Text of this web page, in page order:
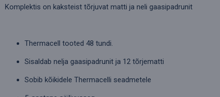
Komplektis on kaksteist tõrjuvat matti ja neli gaasipadrunit
Thermacell tooted 48 tundi.
Sisaldab nelja gaasipadrunit ja 12 tõrjematti
Sobib kõikidele Thermacelli seadmetele